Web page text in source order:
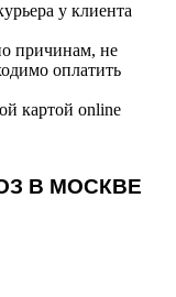
у клиента
причинам, не
оплатить
картой online
В МОСКВЕ